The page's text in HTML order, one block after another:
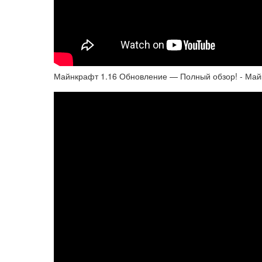
Майнкрафт 1.16 Обновление — Полный обзор! -